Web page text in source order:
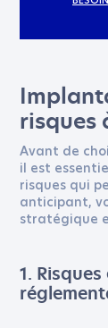
risques
Avant de
il est
risques qui
anticipant,
stratégique
1.